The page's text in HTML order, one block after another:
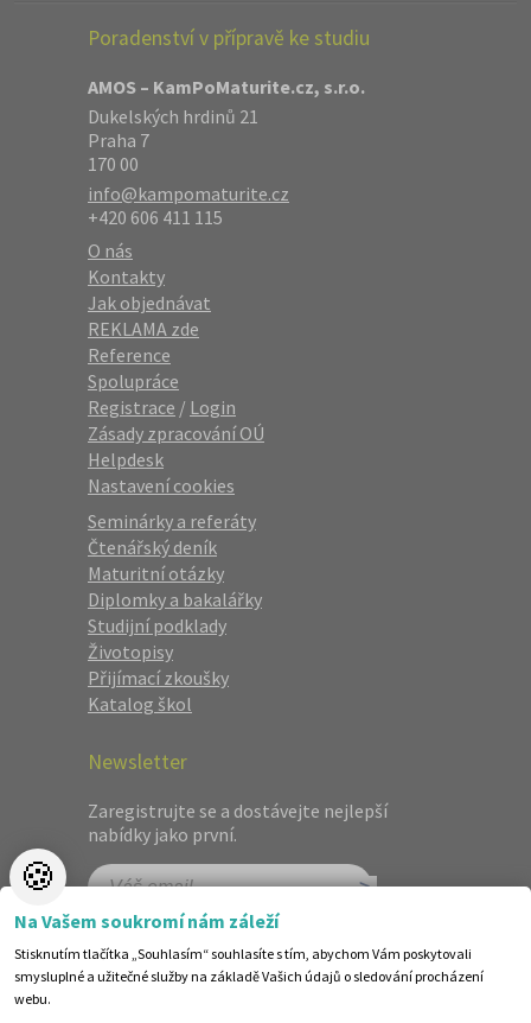
Poradenství v přípravě ke studiu
AMOS – KamPoMaturite.cz, s.r.o.
Dukelských hrdinů 21
Praha 7
170 00
info@kampomaturite.cz
+420 606 411 115
O nás
Kontakty
Jak objednávat
REKLAMA zde
Reference
Spolupráce
Registrace / Login
Zásady zpracování OÚ
Helpdesk
Nastavení cookies
Seminárky a referáty
Čtenářský deník
Maturitní otázky
Diplomky a bakalářky
Studijní podklady
Životopisy
Přijímací zkoušky
Katalog škol
Newsletter
Zaregistrujte se a dostávejte nejlepší
nabídky jako první.
🍪
Na Vašem soukromí nám záleží
Stisknutím tlačítka „Souhlasím“ souhlasíte s tím, abychom Vám poskytovali
smysluplné a užitečné služby na základě Vašich údajů o sledování procházení
webu.